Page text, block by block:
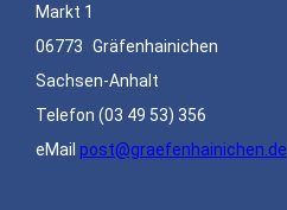
Markt 1
06773 Gräfenhainichen
Sachsen-Anhalt
Telefon (03 49 53) 356
eMail post@graefenhainichen.de